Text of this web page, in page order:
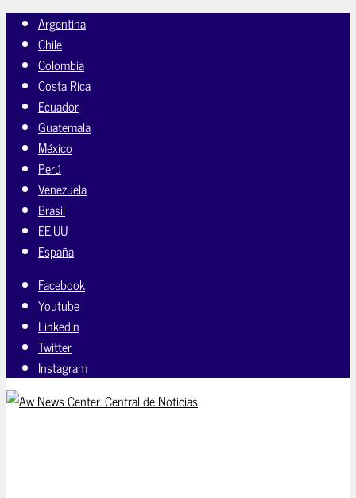
Argentina
Chile
Colombia
Costa Rica
Ecuador
Guatemala
México
Perú
Venezuela
Brasil
EE.UU
España
Facebook
Youtube
Linkedin
Twitter
Instagram